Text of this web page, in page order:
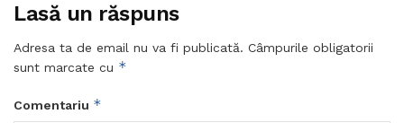
Lasă un răspuns
Adresa ta de email nu va fi publicată. Câmpurile obligatorii
sunt marcate cu *
Comentariu *